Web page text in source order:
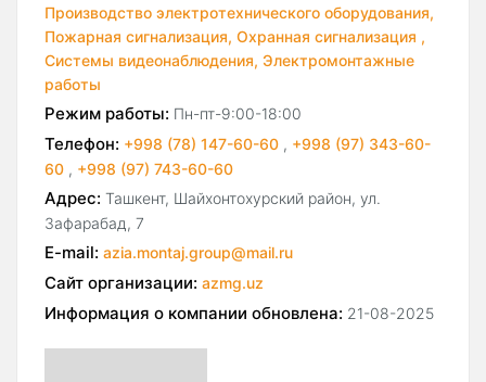
Производство электротехнического оборудования,
Пожарная сигнализация, Охранная сигнализация ,
Системы видеонаблюдения, Электромонтажные
работы
Режим работы: Пн-пт-9:00-18:00
Телефон: +998 (78) 147-60-60 , +998 (97) 343-60-
60 , +998 (97) 743-60-60
Адрес: Ташкент, Шайхонтохурский район, ул.
Зафарабад, 7
E-mail: azia.montaj.group@mail.ru
Сайт организации: azmg.uz
Информация о компании обновлена: 21-08-2025